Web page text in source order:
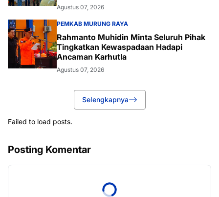
Agustus 07, 2026
PEMKAB MURUNG RAYA
Rahmanto Muhidin Minta Seluruh Pihak
Tingkatkan Kewaspadaan Hadapi
Ancaman Karhutla
Agustus 07, 2026
Selengkapnya
Failed to load posts.
Posting Komentar